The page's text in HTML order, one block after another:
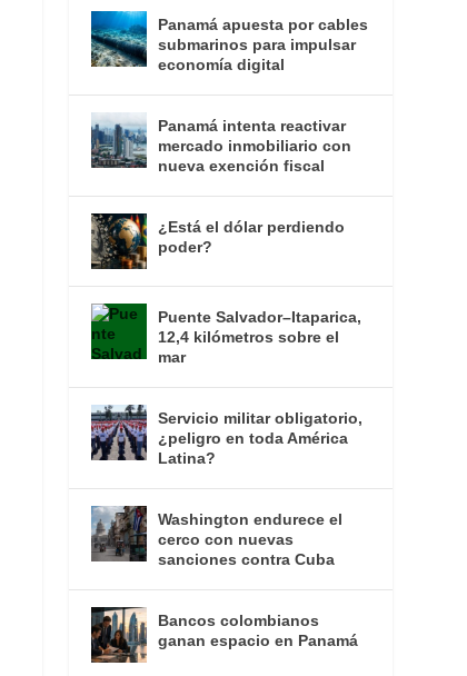
Panamá apuesta por cables
submarinos para impulsar
economía digital
Panamá intenta reactivar
mercado inmobiliario con
nueva exención fiscal
¿Está el dólar perdiendo
poder?
Puente Salvador–Itaparica,
12,4 kilómetros sobre el
mar
Servicio militar obligatorio,
¿peligro en toda América
Latina?
Washington endurece el
cerco con nuevas
sanciones contra Cuba
Bancos colombianos
ganan espacio en Panamá